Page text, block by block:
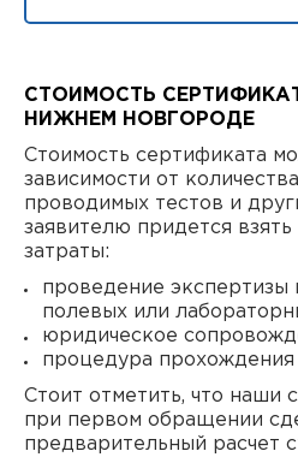
СТОИМОСТЬ
НИЖНЕМ НОВГОРОДЕ
Стоимость сертификата
зависимости от
проводимых тестов и
заявителю придется
затраты:
проведение экспертизы
полевых или
юридическое
процедура
Стоит отметить, что наши
при первом обращении
предварительный расчет